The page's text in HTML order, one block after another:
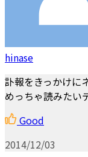
hinase
訃報をきっかけに
めっちゃ読みたい
Good
2014/12/03